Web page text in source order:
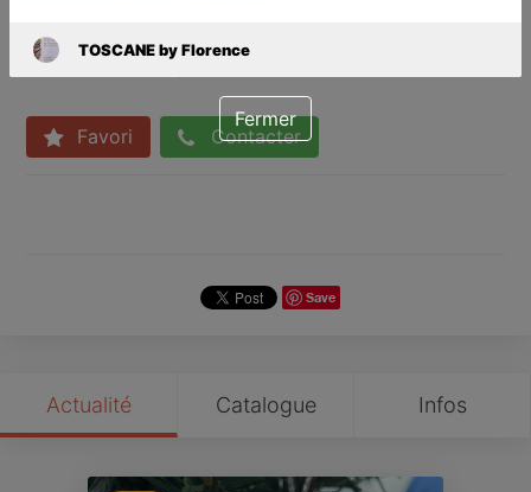
femme
Fréjus
Favori Contacter
Save
Actualité Catalogue Infos
TOSCANE by Florence
Fermer